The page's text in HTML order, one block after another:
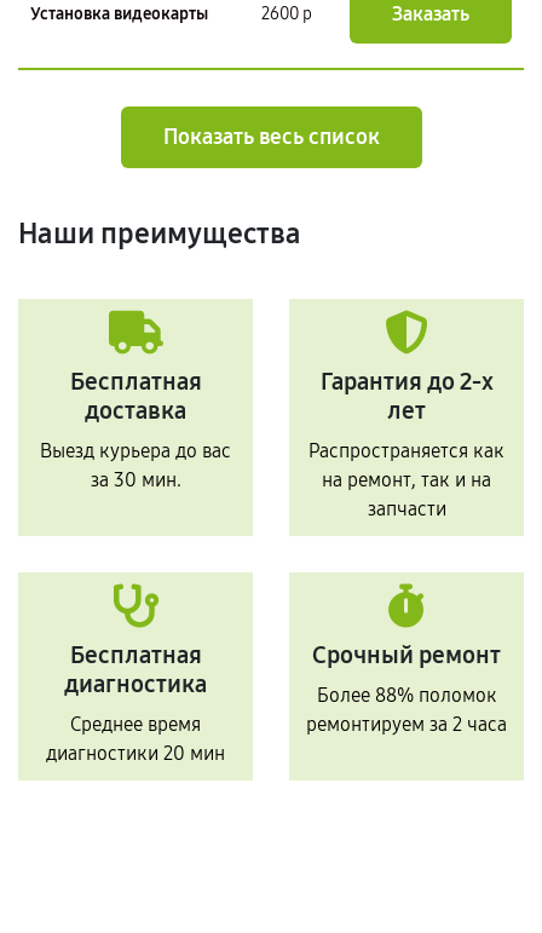
Установка видеокарты 2600 р Заказать
Показать весь список
Наши преимущества
Бесплатная
доставка
Выезд курьера до вас
за 30 мин.
Гарантия до 2-х
лет
Распространяется как
на ремонт, так и на
запчасти
Бесплатная
диагностика
Среднее время
диагностики 20 мин
Срочный ремонт
Более 88% поломок
ремонтируем за 2 часа